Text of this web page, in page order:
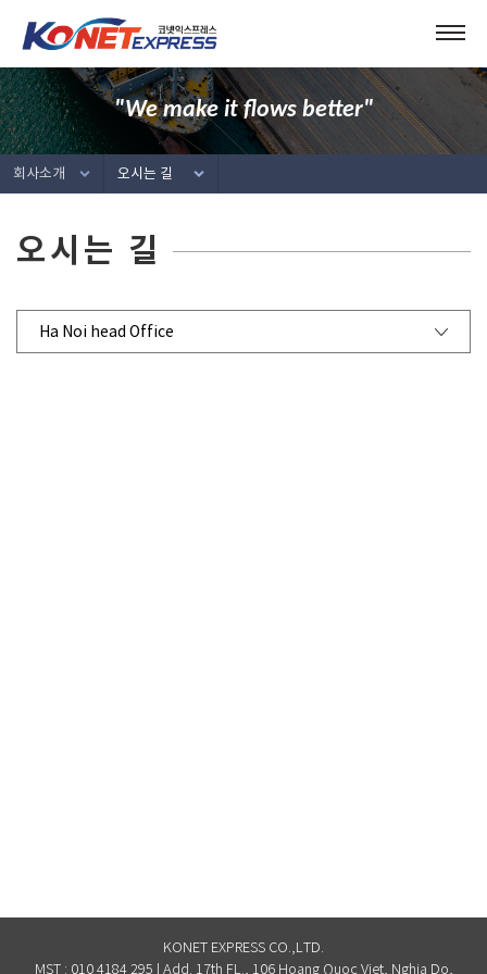
"We make it flows better"
회사소개 오시는 길
오시는 길
KONET EXPRESS CO.,LTD.
MST : 010 4184 295 | Add. 17th FL., 106 Hoang Quoc Viet, Nghia Do,